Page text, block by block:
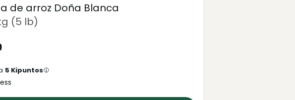
de arroz Doña Blanca
(5 lb)
5 Kipuntos